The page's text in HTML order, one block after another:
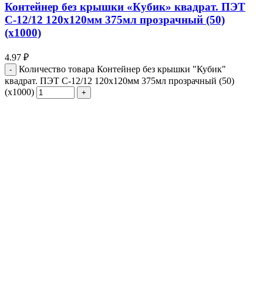
Контейнер без крышки «Кубик» квадрат. ПЭТ
С-12/12 120х120мм 375мл прозрачный (50)
(х1000)
4.97 ₽
Количество товара Контейнер без крышки "Кубик"
квадрат. ПЭТ С-12/12 120х120мм 375мл прозрачный (50)
(х1000)